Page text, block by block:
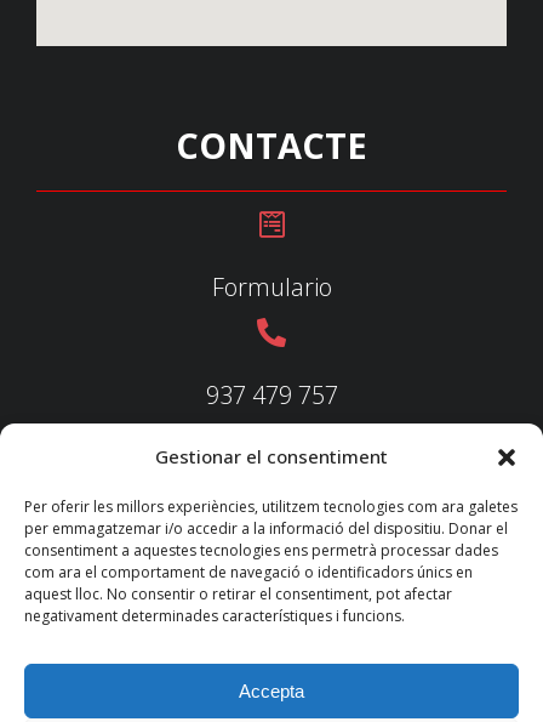
Gestionar el consentiment
Per oferir les millors experiències, utilitzem tecnologies com ara galetes
per emmagatzemar i/o accedir a la informació del dispositiu. Donar el
consentiment a aquestes tecnologies ens permetrà processar dades
com ara el comportament de navegació o identificadors únics en
aquest lloc. No consentir o retirar el consentiment, pot afectar
negativament determinades característiques i funcions.
Accepta
CONTACTE
Formulario
937 479 757
937 479 758
federacio@fedecatjudo.cat